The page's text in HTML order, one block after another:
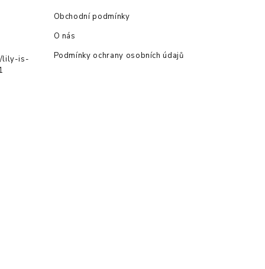
lily-is-
Obchodní podmínky
O nás
Podmínky ochrany osobních údajů